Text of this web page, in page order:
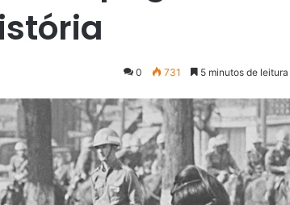
0 731 5 minutos de leitura